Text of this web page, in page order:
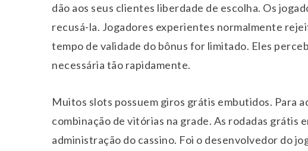
dão aos seus clientes liberdade de escolha. Os
recusá-la. Jogadores experientes normalmente
tempo de validade do bônus for limitado. Eles
necessária tão rapidamente.
Muitos slots possuem giros grátis embutidos. Para
combinação de vitórias na grade. As rodadas grátis
administração do cassino. Foi o desenvolvedor do